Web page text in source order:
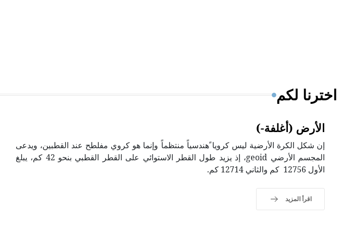
اخترنا لكم
الأرض (أغلفة-)
إن شكل الكرة الأرضية ليس كرويا ًهندسياً منتظماً وإنما هو كروي مفلطح عند القطبين، ويدعى
المجسم الأرضي geoid، إذ يزيد طول القطر الاستوائي على القطر القطبي بنحو 42 كم، يبلغ
الأول 12756 كم والثاني 12714 كم.
اقرأ المزيد